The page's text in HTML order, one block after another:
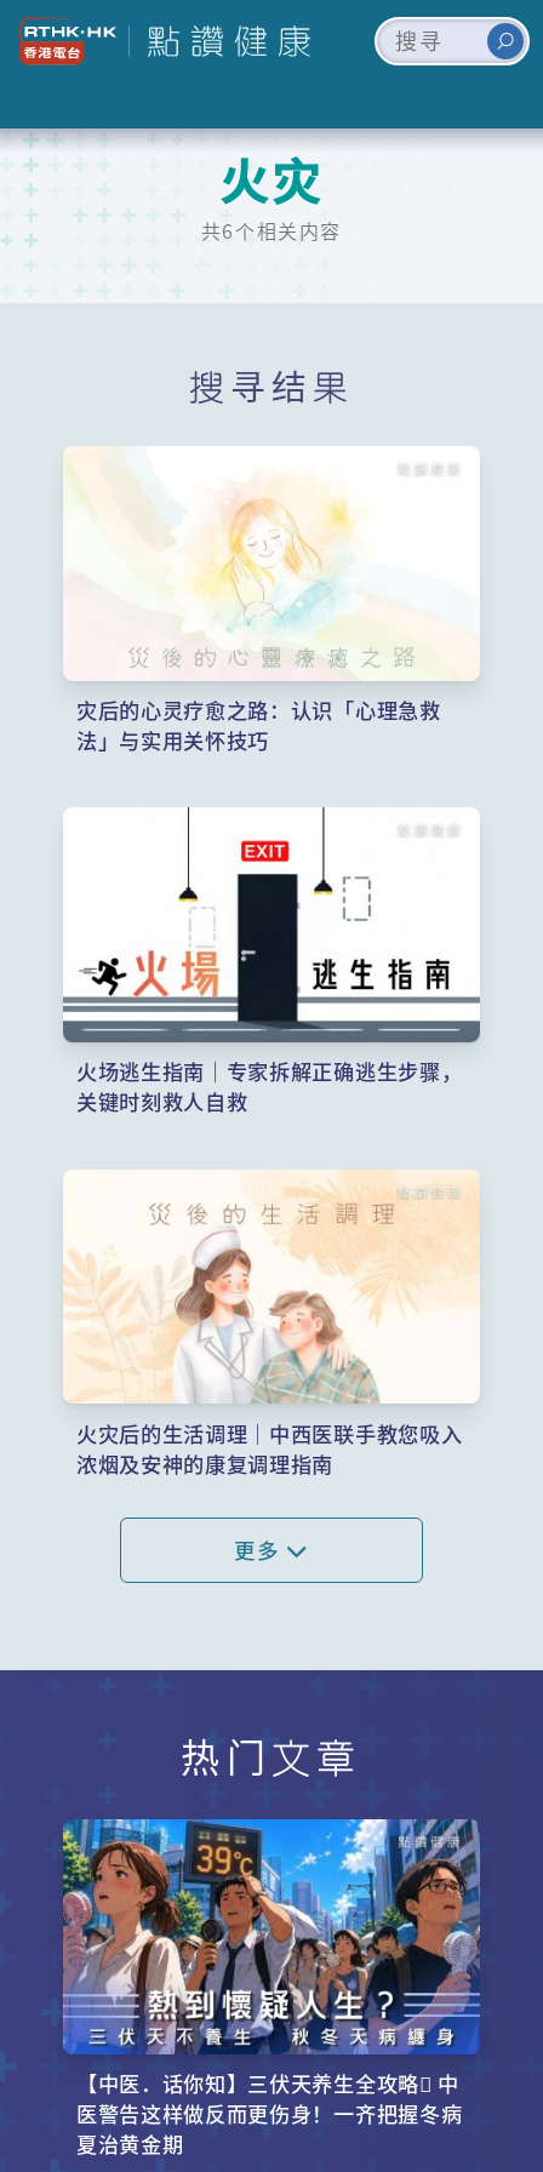
火灾
共6个相关内容
搜寻结果
灾后的心灵疗愈之路：认识「心理急救
法」与实用关怀技巧
火场逃生指南｜专家拆解正确逃生步骤，
关键时刻救人自救
火灾后的生活调理｜中西医联手教您吸入
浓烟及安神的康复调理指南
更多
热门文章
【中医．话你知】三伏天养生全攻略 中
医警告这样做反而更伤身！一齐把握冬病
夏治黄金期